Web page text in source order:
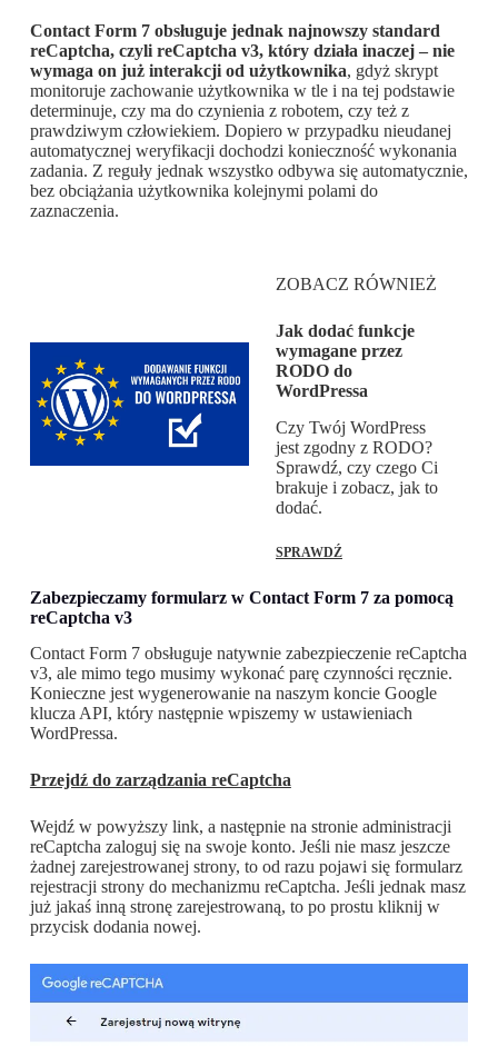
Contact Form 7 obsługuje jednak najnowszy standard
reCaptcha, czyli reCaptcha v3, który działa inaczej – nie
wymaga on już interakcji od użytkownika, gdyż skrypt
monitoruje zachowanie użytkownika w tle i na tej podstawie
determinuje, czy ma do czynienia z robotem, czy też z
prawdziwym człowiekiem. Dopiero w przypadku nieudanej
automatycznej weryfikacji dochodzi konieczność wykonania
zadania. Z reguły jednak wszystko odbywa się automatycznie,
bez obciążania użytkownika kolejnymi polami do
zaznaczenia.
ZOBACZ RÓWNIEŻ
Jak dodać funkcje
wymagane przez
RODO do
WordPressa
Czy Twój WordPress
jest zgodny z RODO?
Sprawdź, czy czego Ci
brakuje i zobacz, jak to
dodać.
SPRAWDŹ
Zabezpieczamy formularz w Contact Form 7 za pomocą
reCaptcha v3
Contact Form 7 obsługuje natywnie zabezpieczenie reCaptcha
v3, ale mimo tego musimy wykonać parę czynności ręcznie.
Konieczne jest wygenerowanie na naszym koncie Google
klucza API, który następnie wpiszemy w ustawieniach
WordPressa.
Przejdź do zarządzania reCaptcha
Wejdź w powyższy link, a następnie na stronie administracji
reCaptcha zaloguj się na swoje konto. Jeśli nie masz jeszcze
żadnej zarejestrowanej strony, to od razu pojawi się formularz
rejestracji strony do mechanizmu reCaptcha. Jeśli jednak masz
już jakaś inną stronę zarejestrowaną, to po prostu kliknij w
przycisk dodania nowej.